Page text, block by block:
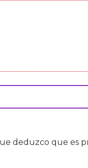
deduzco que es